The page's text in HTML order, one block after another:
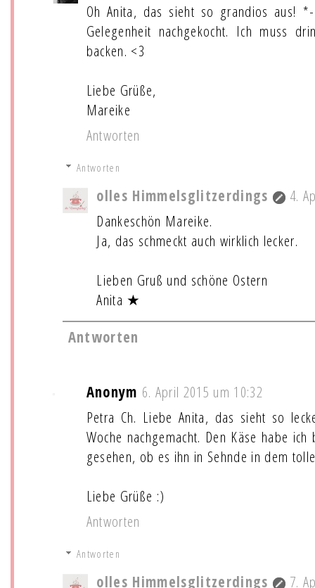
Oh Anita, das sieht so grandios aus!
Gelegenheit nachgekocht. Ich muss
backen. <3
Liebe Grüße,
Mareike
Antworten
Antworten
olles Himmelsglitzerdings
4.
Dankeschön Mareike.
Ja, das schmeckt auch wirklich lecker.
Lieben Gruß und schöne Ostern
Anita ★
Antworten
Anonym 6. April 2015 um 10:32
Petra Ch. Liebe Anita, das sieht so
Woche nachgemacht. Den Käse habe
gesehen, ob es ihn in Sehnde in dem
Liebe Grüße :)
Antworten
Antworten
olles Himmelsglitzerdings 7.